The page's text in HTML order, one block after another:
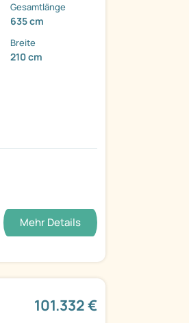
Gesamtlänge
635 cm
Breite
210 cm
Mehr Details
101.332 €